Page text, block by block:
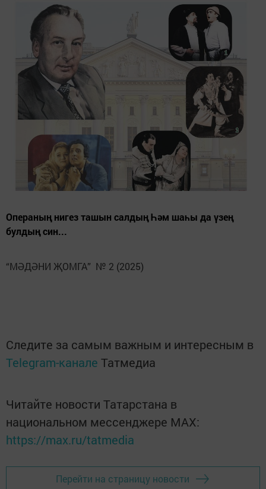
Операның нигез ташын салдың Һәм шаһы да үзең
булдың син...
“МӘДӘНИ ҖОМГА” № 2 (2025)
Следите за самым важным и интересным в
Telegram-канале Татмедиа
Читайте новости Татарстана в
национальном мессенджере MАХ:
https://max.ru/tatmedia
Перейти на страницу новости